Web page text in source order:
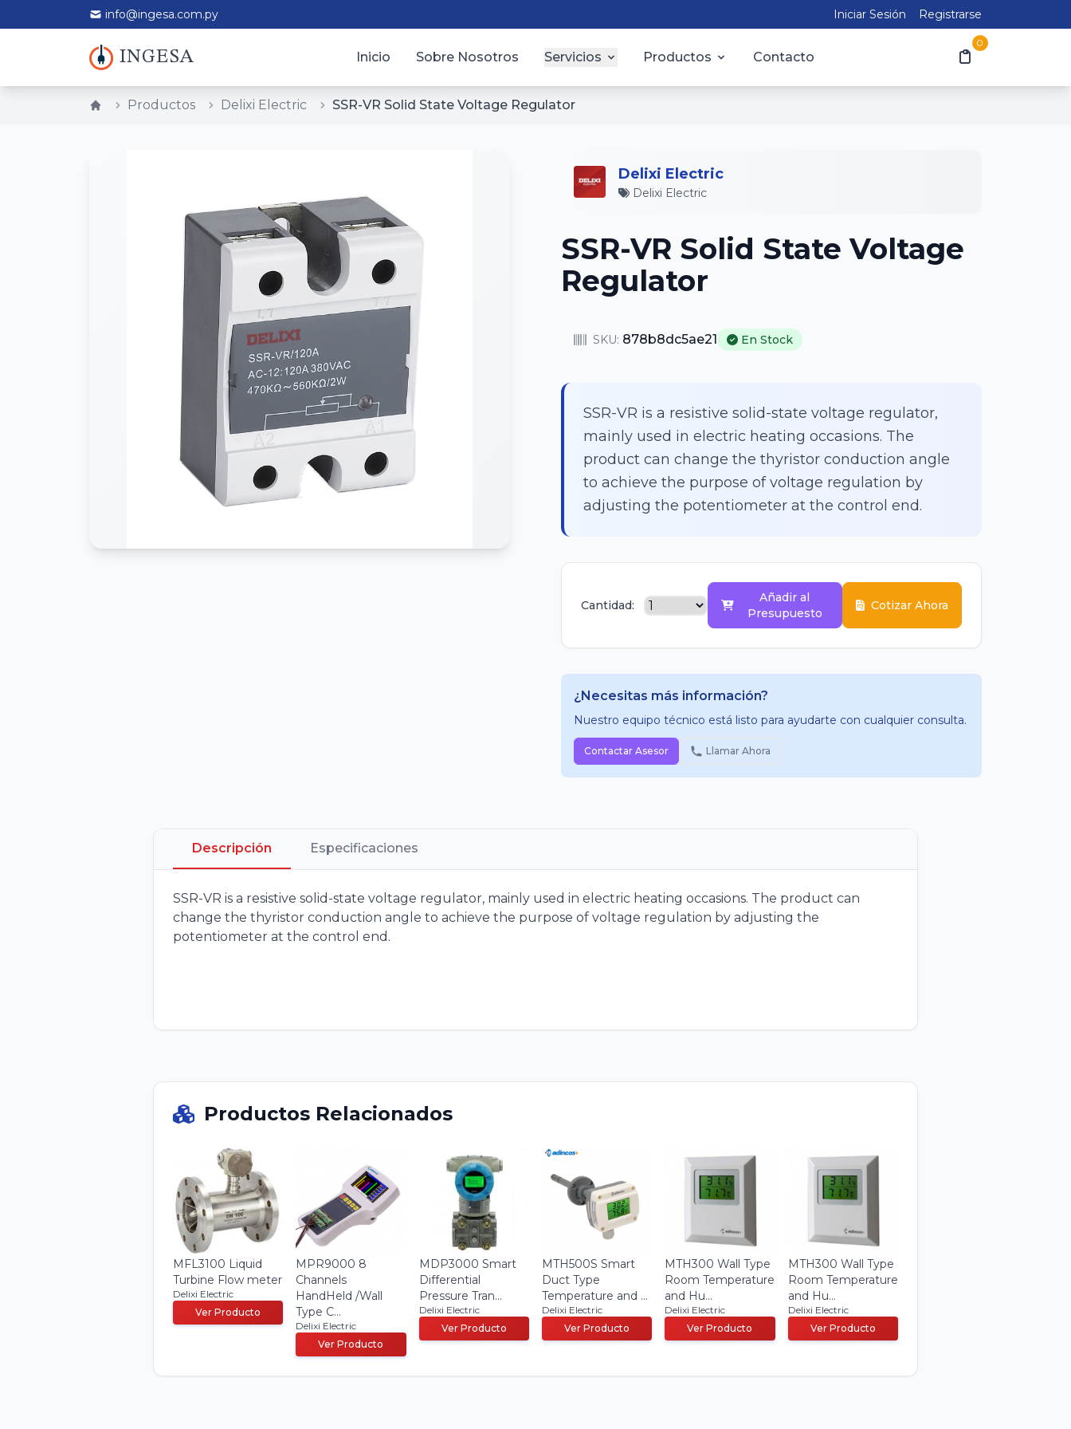
info@ingesa.com.py Iniciar Sesión Registrarse
INGESA Inicio Sobre Nosotros Servicios Productos Contacto
0
Productos Delixi Electric SSR-VR Solid State Voltage Regulator
Delixi Electric
Delixi Electric
SSR-VR Solid State Voltage
Regulator
SKU: 878b8dc5ae21 En Stock
SSR-VR is a resistive solid-state voltage regulator,
mainly used in electric heating occasions. The
product can change the thyristor conduction angle
to achieve the purpose of voltage regulation by
adjusting the potentiometer at the control end.
Cantidad:
Añadir al
Presupuesto
Cotizar Ahora
¿Necesitas más información?
Nuestro equipo técnico está listo para ayudarte con cualquier consulta.
Contactar Asesor Llamar Ahora
Descripción Especificaciones
SSR-VR is a resistive solid-state voltage regulator, mainly used in electric heating occasions. The product can
change the thyristor conduction angle to achieve the purpose of voltage regulation by adjusting the
potentiometer at the control end.
Productos Relacionados
MFL3100 Liquid
Turbine Flow meter
Delixi Electric
Ver Producto
MPR9000 8
Channels
HandHeld /Wall
Type C...
Delixi Electric
Ver Producto
MDP3000 Smart
Differential
Pressure Tran...
Delixi Electric
Ver Producto
MTH500S Smart
Duct Type
Temperature and ...
Delixi Electric
Ver Producto
MTH300 Wall Type
Room Temperature
and Hu...
Delixi Electric
Ver Producto
MTH300 Wall Type
Room Temperature
and Hu...
Delixi Electric
Ver Producto